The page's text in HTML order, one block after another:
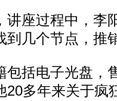
座过程中，李
到几个节点，推
括电子光盘，
20多年来关于疯